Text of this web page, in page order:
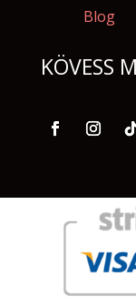
Blog
KÖVESS